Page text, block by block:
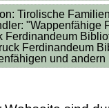
Tirolische
"Wappenfähige
Ferdinandeum
Ferdinandeum
und